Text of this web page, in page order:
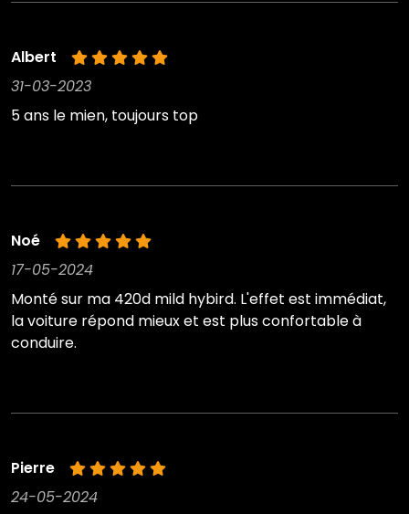
Albert
31-03-2023
5 ans le mien, toujours top
Noé
17-05-2024
Monté sur ma 420d mild hybird. L'effet est immédiat,
la voiture répond mieux et est plus confortable à
conduire.
Pierre
24-05-2024